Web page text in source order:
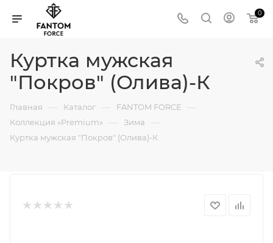
0
Куртка мужская
"Покров" (Олива)-К
Главная — Каталог — FANTOM FORCE —
Коллекция «Premium» — Зима —
Куртка мужская "Покров" (Олива)-К